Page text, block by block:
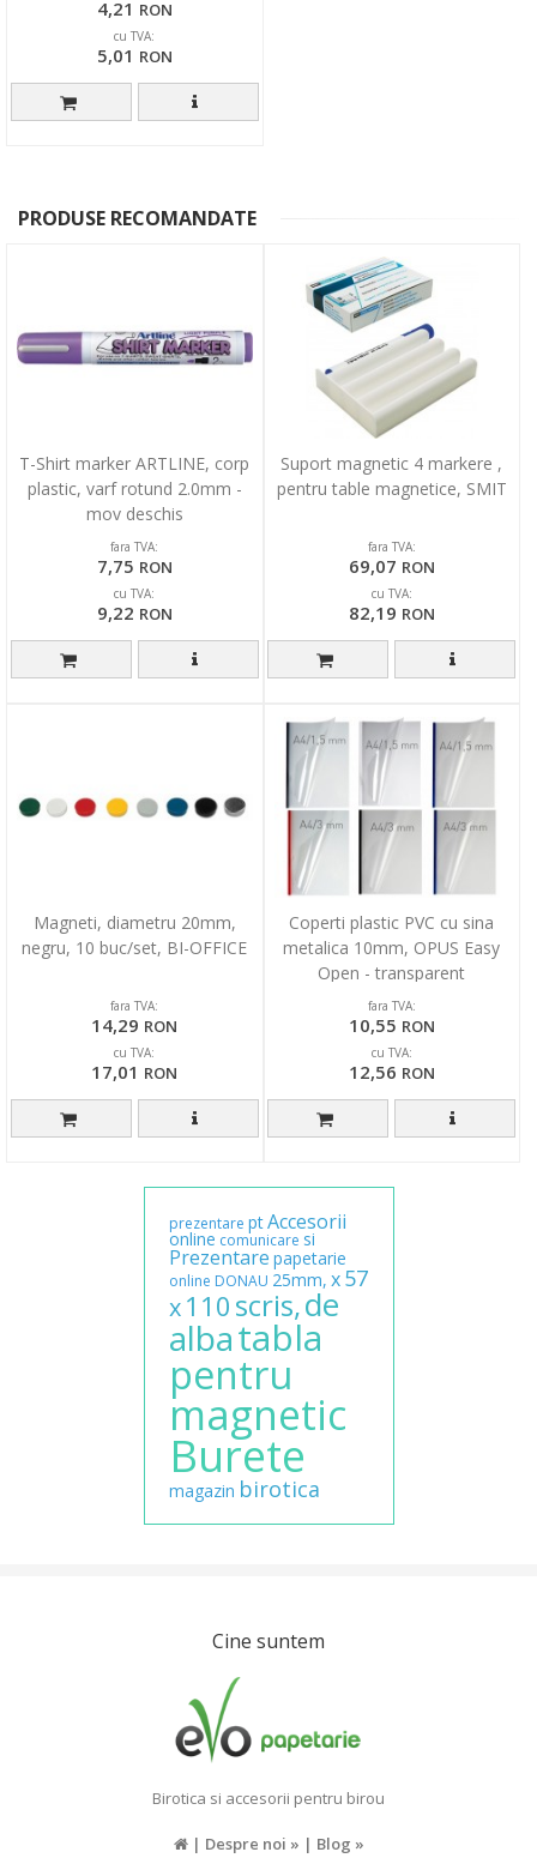
4,21 RON
cu TVA:
5,01 RON
PRODUSE RECOMANDATE
T-Shirt marker ARTLINE, corp
plastic, varf rotund 2.0mm -
mov deschis
fara TVA:
7,75 RON
cu TVA:
9,22 RON
Suport magnetic 4 markere ,
pentru table magnetice, SMIT
fara TVA:
69,07 RON
cu TVA:
82,19 RON
Magneti, diametru 20mm,
negru, 10 buc/set, BI-OFFICE
fara TVA:
14,29 RON
cu TVA:
17,01 RON
Coperti plastic PVC cu sina
metalica 10mm, OPUS Easy
Open - transparent
mat/albastru
fara TVA:
10,55 RON
cu TVA:
12,56 RON
prezentare ptAccesorii
online comunicare si
Prezentare papetarie
online DONAU 25mm, x 57
x 110 scris,de
albatabla
pentru
magnetic
Burete
magazin birotica
Cine suntem
Birotica si accesorii pentru birou
| Despre noi » | Blog »